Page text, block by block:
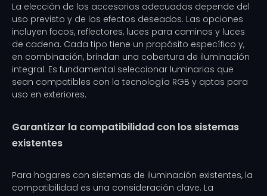
La elección de los accesorios adecuados depende del
uso previsto y de los efectos deseados. Las opciones
incluyen focos, reflectores, luces para caminos y luces
de cadena. Cada tipo tiene un propósito específico y,
en combinación, brindan una cobertura de iluminación
integral. Es fundamental seleccionar luminarias que
sean compatibles con la tecnología RGB y aptas para
uso en exteriores.
Garantizar la compatibilidad con los sistemas
existentes
Para hogares con sistemas de iluminación existentes, la
compatibilidad es una consideración clave. La